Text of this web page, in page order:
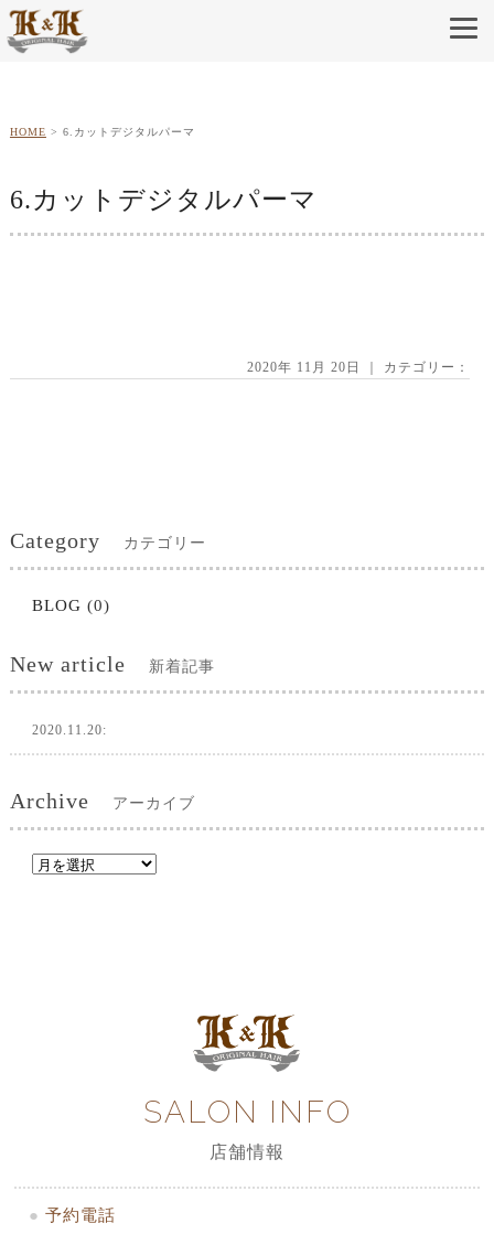
HOME 6.カットデジタルパーマ
6.カットデジタルパーマ
2020年 11月 20日 ｜ カテゴリー：
Category カテゴリー
BLOG (0)
New article 新着記事
2020.11.20:
Archive アーカイブ
SALON INFO
店舗情報
● 予約電話